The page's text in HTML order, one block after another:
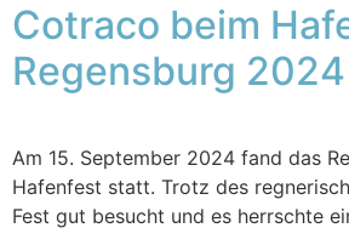
Cotraco beim
Regensburg 2024
Am 15. September 2024 fand das
Hafenfest statt. Trotz des
Fest gut besucht und es herrschte